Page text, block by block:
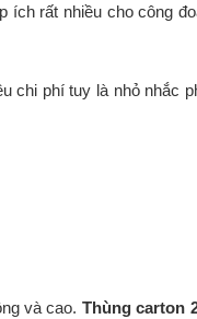
ích rất nhiều cho công
chi phí tuy là nhỏ nhắc
và cao. Thùng carton